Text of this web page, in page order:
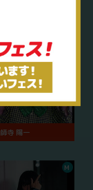
寺陽一
M